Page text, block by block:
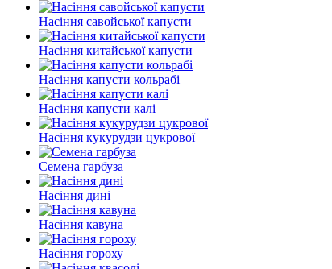
Насіння савойської капусти
Насіння китайської капусти
Насіння капусти кольрабі
Насіння капусти калі
Насіння кукурудзи цукрової
Семена гарбуза
Насіння дині
Насіння кавуна
Насіння гороху